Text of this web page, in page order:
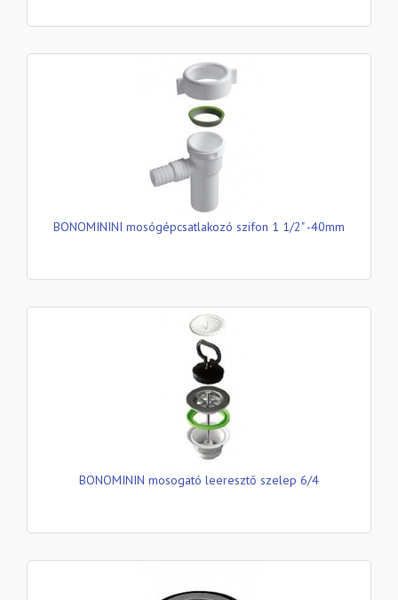
BONOMININI mosógépcsatlakozó szifon 1 1/2" -40mm
BONOMININ mosogató leeresztő szelep 6/4